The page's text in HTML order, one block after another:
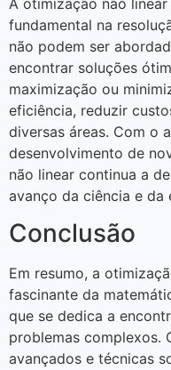
fundamental na
não podem ser
encontrar soluções
maximização ou
eficiência, reduzir
diversas áreas. Com o
desenvolvimento de
não linear continua a
avanço da ciência e da
Conclusão
Em resumo, a
fascinante da
que se dedica a
problemas complexos.
avançados e técnicas